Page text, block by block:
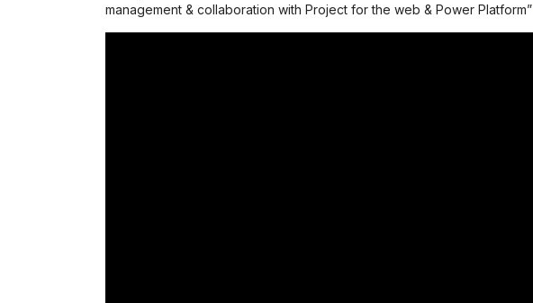
management & collaboration with Project for the web & Power Platform”